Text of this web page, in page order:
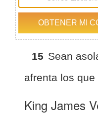
who say to me,
La Biblia del
15 Sean
afrenta los que
King James